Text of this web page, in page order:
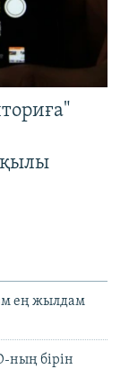
ең жылдам
ның бірін